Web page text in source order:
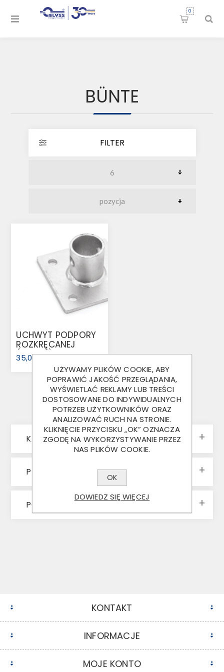
0
BÜNTE
FILTER
UCHWYT PODPORY
ROZKRĘCANEJ
(40703)
35,00 ZŁ
KATEGORIE
PRODUCENCI
POPULARNE ZNACZNIKI
KONTAKT
INFORMACJE
MOJE KONTO
UŻYWAMY PLIKÓW COOKIE, ABY
POPRAWIĆ JAKOŚĆ PRZEGLĄDANIA,
WYŚWIETLAĆ REKLAMY LUB TREŚCI
DOSTOSOWANE DO INDYWIDUALNYCH
POTRZEB UŻYTKOWNIKÓW ORAZ
ANALIZOWAĆ RUCH NA STRONIE.
KLIKNIĘCIE PRZYCISKU „OK” OZNACZA
ZGODĘ NA WYKORZYSTYWANIE PRZEZ
NAS PLIKÓW COOKIE.
OK
DOWIEDZ SIĘ WIĘCEJ